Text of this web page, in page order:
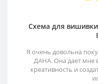
Схема для
Я очень довольна
ДАНА. Она дает мне
креативность и